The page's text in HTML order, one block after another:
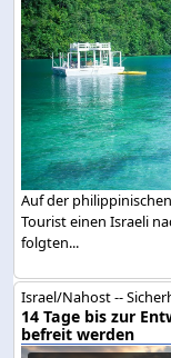
Auf der
Tourist einen Israeli
folgten...
Israel/Nahost --
14 Tage bis zur
befreit werden